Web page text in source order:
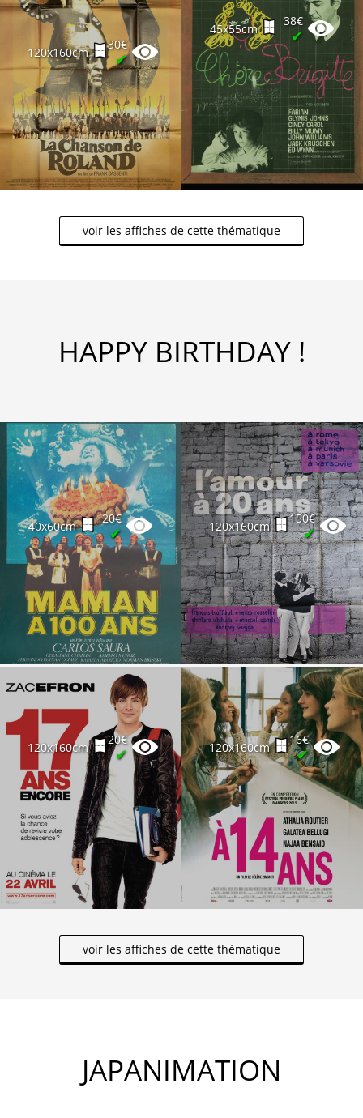
120x160cm
30€
✔
45x55cm
38€
✔
voir les affiches de cette thématique
HAPPY BIRTHDAY !
40x60cm
20€
✔ 120x160cm
150€
✔
120x160cm
20€
✔ 120x160cm
16€
✔
voir les affiches de cette thématique
JAPANIMATION